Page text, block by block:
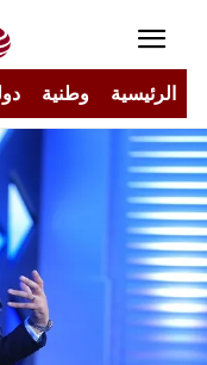
الرئيسية وطنية